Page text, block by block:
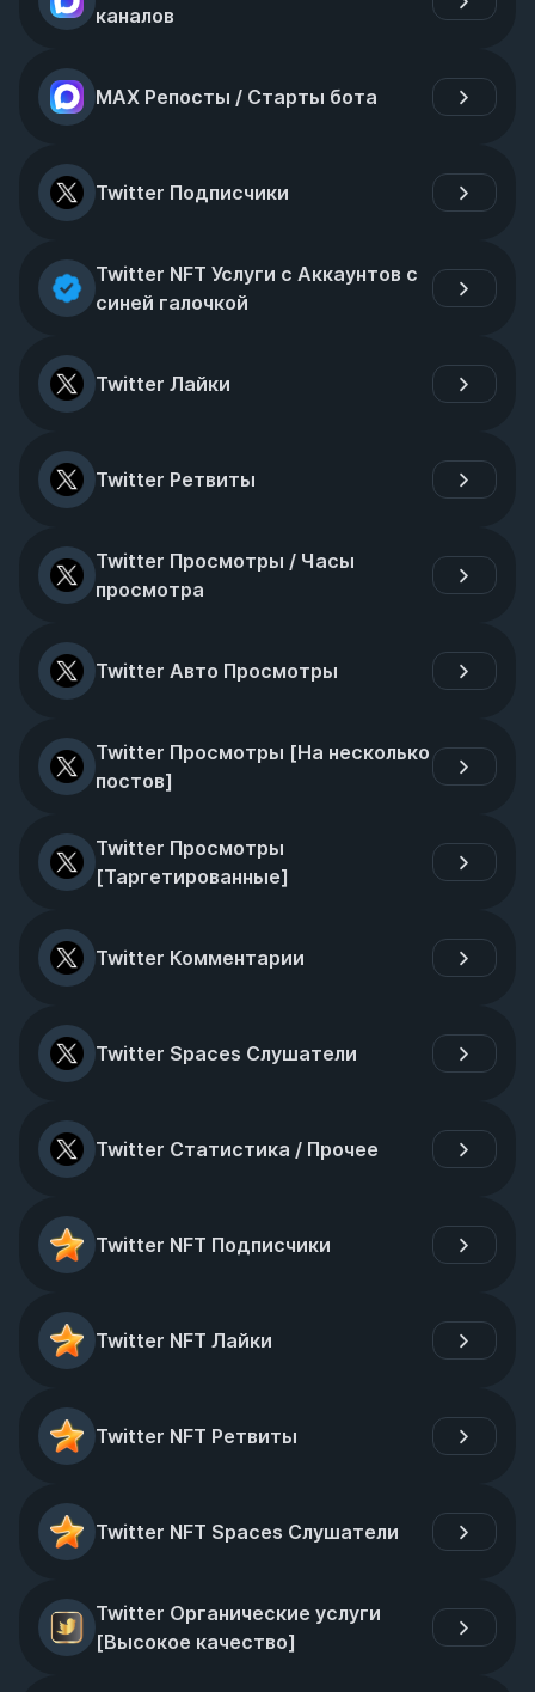
каналов
MAX Репосты / Старты бота
Twitter Подписчики
Twitter NFT Услуги с Аккаунтов с
синей галочкой
Twitter Лайки
Twitter Ретвиты
Twitter Просмотры / Часы
просмотра
Twitter Авто Просмотры
Twitter Просмотры [На несколько
постов]
Twitter Просмотры
[Таргетированные]
Twitter Комментарии
Twitter Spaces Слушатели
Twitter Статистика / Прочее
Twitter NFT Подписчики
Twitter NFT Лайки
Twitter NFT Ретвиты
Twitter NFT Spaces Слушатели
Twitter Органические услуги
[Высокое качество]